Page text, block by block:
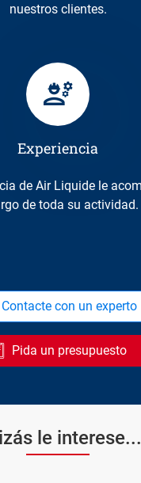
nuestros clientes.
Experiencia
de toda su actividad.
Contacte con un experto
Pida un presupuesto
le interese...